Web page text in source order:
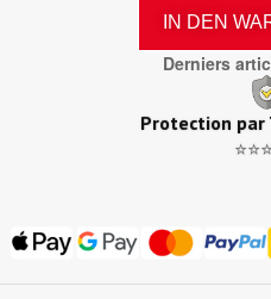
IN DEN
Derniers
Protection par